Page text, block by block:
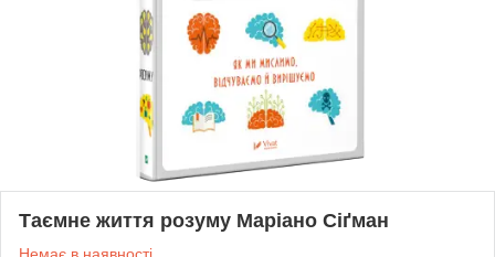
Таємне життя розуму Маріано Сіґман
Немає в наявності